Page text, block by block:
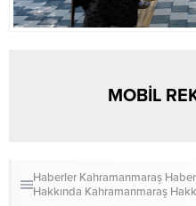
MOBİL
Haberler Kahramanmaraş Haber
Hakkında Kahramanmaraş